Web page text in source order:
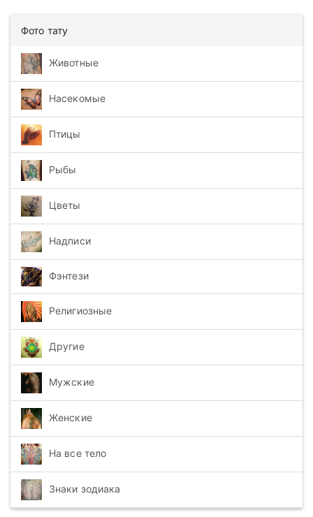
Фото тату
Животные
Насекомые
Птицы
Рыбы
Цветы
Надписи
Фэнтези
Религиозные
Другие
Мужские
Женские
На все тело
Знаки зодиака